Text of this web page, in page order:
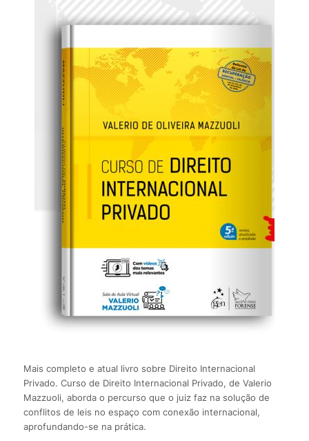
Mais completo e atual livro sobre Direito Internacional
Privado. Curso de Direito Internacional Privado, de Valerio
Mazzuoli, aborda o percurso que o juiz faz na solução de
conflitos de leis no espaço com conexão internacional,
aprofundando-se na prática.